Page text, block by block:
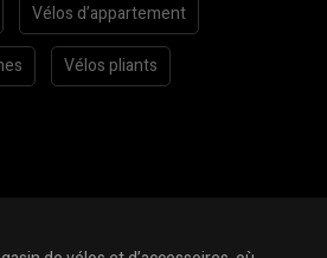
Vélos d’appartement
Vélos pliants